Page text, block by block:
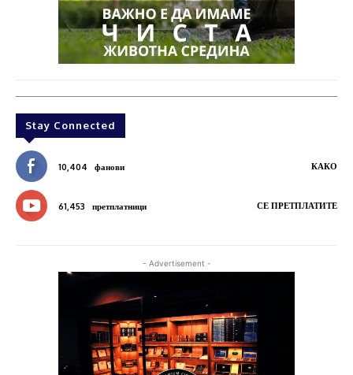
Stay Connected
10,404 фанови КАКО
61,453 претплатници СЕ ПРЕТПЛАТИТЕ
- Advertisement -